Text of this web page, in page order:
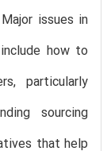
issues in
how to
particularly
sourcing
that help